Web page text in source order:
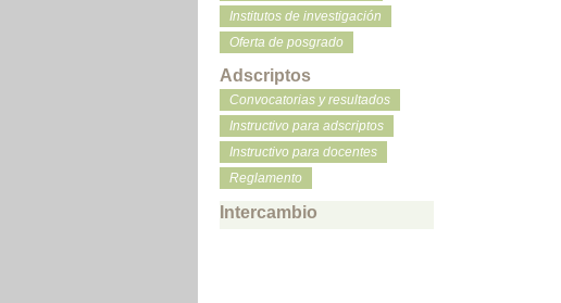
Institutos de investigación
Oferta de posgrado
Adscriptos
Convocatorias y resultados
Instructivo para adscriptos
Instructivo para docentes
Reglamento
Intercambio